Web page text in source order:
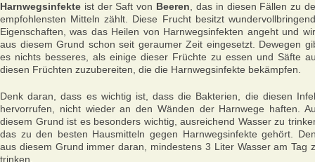
Harnwegsinfekte ist der Saft von Beeren , das in diesen Fällen zu
empfohlensten Mitteln zählt. Diese Frucht besitzt
Eigenschaften, was das Heilen von Harnwegsinfekten angeht und
aus diesem Grund schon seit geraumer Zeit eingesetzt. Dewegen
es nichts besseres, als einige dieser Früchte zu essen und Säfte
diesen Früchten zuzubereiten, die die Harnwegsinfekte bekämpfen.
Denk daran, dass es wichtig ist, dass die Bakterien, die diesen
hervorrufen, nicht wieder an den Wänden der Harnwege haften.
diesem Grund ist es besonders wichtig, ausreichend Wasser zu
das zu den besten Hausmitteln gegen Harnwegsinfekte gehört.
aus diesem Grund immer daran, mindestens 3 Liter Wasser am Tag
trinken.